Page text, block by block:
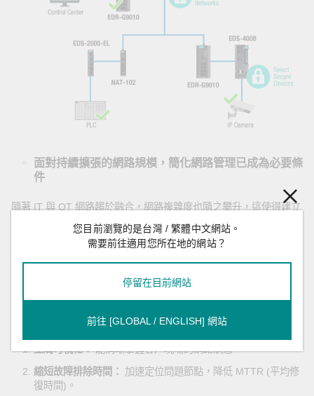
面對持續擴張的網路規模，簡化網路管理已成為必要條
件
隨著 IT 與 OT 網路趨於融合，網路複雜度也隨之攀升，這使得建立
完善的網路管理機制變得愈發重要，以確保整體網路能平穩、高效
且持續不間斷地運作。在融合架構中，任何單點故障 (Single Point
對於服務供應商（或系統整合商）而言，亟需一套具備以下功能的
全局可視化：能清晰掌握客戶現場的網路狀態。
縮短故障排除時間： 加速定位問題節點，降低 MTTR (平均修
復時間)。
您目前瀏覽的是台灣 / 繁體中文網站。
需要前往適用您所在地的網站？
停留在目前網站
前往 [GLOBAL / ENGLISH] 網站